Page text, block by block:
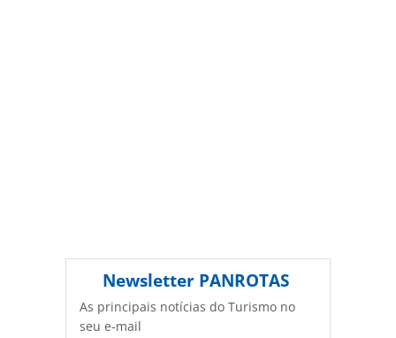
Newsletter PANROTAS
As principais notícias do Turismo no
seu e-mail